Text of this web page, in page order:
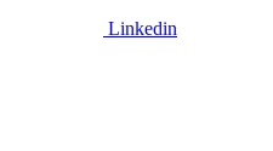
Linkedin